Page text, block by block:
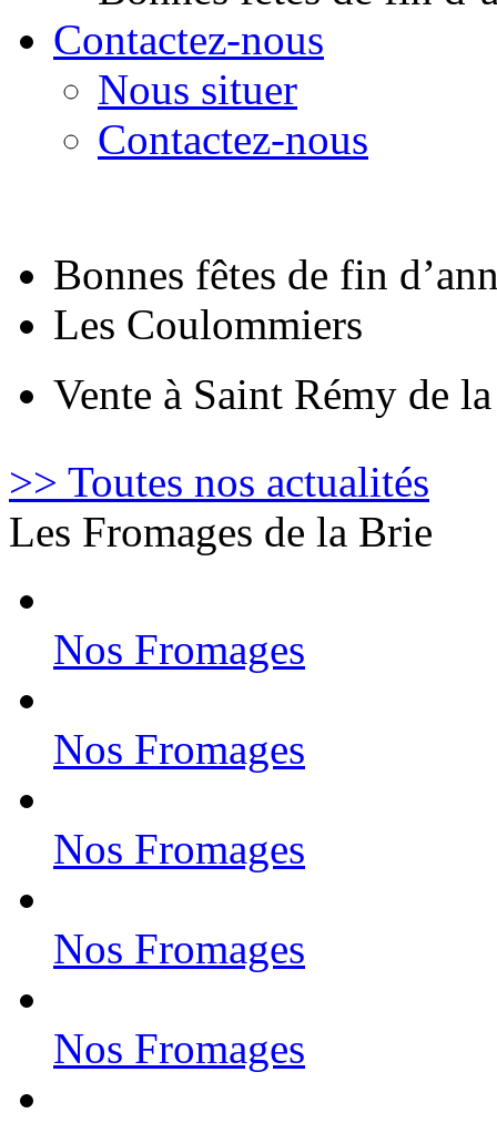
Contactez-nous
Nous situer
Contactez-nous
Bonnes fêtes de fin
Les Coulommiers
Vente à Saint Rémy de
>> Toutes nos actualités
Les Fromages de la Brie
Nos Fromages
Nos Fromages
Nos Fromages
Nos Fromages
Nos Fromages